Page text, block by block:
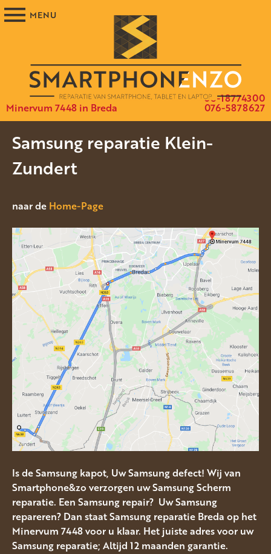
Minervum 7448 in Breda 076-5878627
06-18774300
Samsung reparatie Klein-
Zundert
naar de Home-Page
Is de Samsung kapot, Uw Samsung defect! Wij van
Smartphone&zo verzorgen uw Samsung Scherm
reparatie. Een Samsung repair? Uw Samsung
repareren? Dan staat Samsung reparatie Breda op het
Minervum 7448 voor u klaar. Het juiste adres voor uw
Samsung reparatie; Altijd 12 maanden garantie.